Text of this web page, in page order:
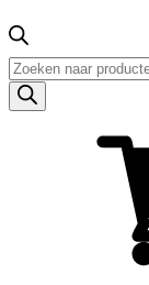
Producten
zoeken